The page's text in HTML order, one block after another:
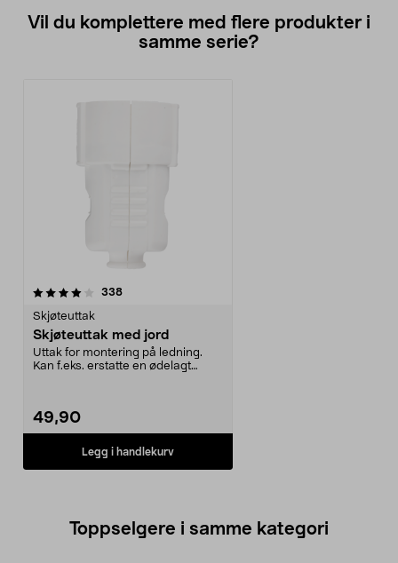
Vil du komplettere med flere produkter i
samme serie?
338anmeldelser
Skjøteuttak
Skjøteuttak med jord
Uttak for montering på ledning.
Kan f.eks. erstatte en ødelagt
49,90
Legg i handlekurv
Toppselgere i samme kategori